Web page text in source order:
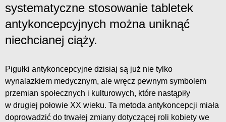
systematyczne stosowanie tabletek
antykoncepcyjnych można uniknąć
niechcianej ciąży.
Pigułki antykoncepcyjne dzisiaj są już nie tylko
wynalazkiem medycznym, ale wręcz pewnym symbolem
przemian społecznych i kulturowych, które nastąpiły
w drugiej połowie XX wieku. Ta metoda antykoncepcji miała
doprowadzić do trwałej zmiany dotyczącej roli kobiety we